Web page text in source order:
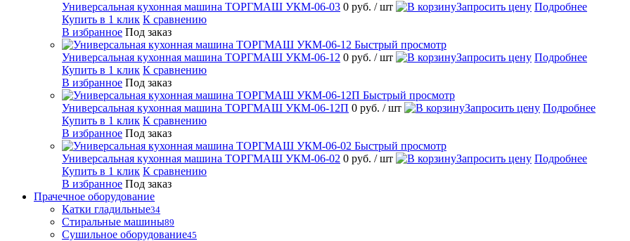
Универсальная кухонная машина ТОРГМАШ УКМ-06-03 0 руб. / шт Запросить цену Подробнее
Купить в 1 клик К сравнению
В избранное Под заказ
Быстрый просмотр
Универсальная кухонная машина ТОРГМАШ УКМ-06-12 0 руб. / шт Запросить цену Подробнее
Купить в 1 клик К сравнению
В избранное Под заказ
Быстрый просмотр
Универсальная кухонная машина ТОРГМАШ УКМ-06-12П 0 руб. / шт Запросить цену Подробнее
Купить в 1 клик К сравнению
В избранное Под заказ
Быстрый просмотр
Универсальная кухонная машина ТОРГМАШ УКМ-06-02 0 руб. / шт Запросить цену Подробнее
Купить в 1 клик К сравнению
В избранное Под заказ
Прачечное оборудование
Катки гладильные34
Стиральные машины89
Сушильное оборудование45